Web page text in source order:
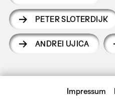
PETER SLOTERDIJK
ANDREI UJICA
Impressum